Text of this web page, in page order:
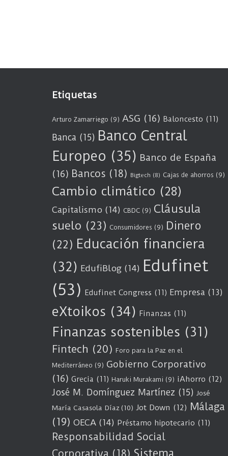
Etiquetas
Arturo Zamarriego (9) ASG (16) Baloncesto (11)
Banca (15) Banco Central
Europeo (35) Banco de España
(16) Bancos (18) Bigtech (8) Cajas de ahorros (9)
Cambio climático (28)
Capitalismo (14) CBDC (9) Cláusula
suelo (23) Consumidores (9) Dinero
(22) Educación financiera
(32) EdufiBlog (14) Edufinet
(53) Edufinet Congress (11) Empresa (13)
eXtoikos (34) Finanzas (11)
Finanzas sostenibles (31)
Fintech (20) Foro para la Paz en el
Mediterráneo (9) Gobierno Corporativo
(16) Grecia (11) Haruki Murakami (9) iAhorro (12)
José M. Domínguez Martínez (15) José
María Casasola Díaz (10) Jot Down (12) Málaga
(19) OECA (14) Préstamo hipotecario (11)
Responsabilidad Social
Sistema